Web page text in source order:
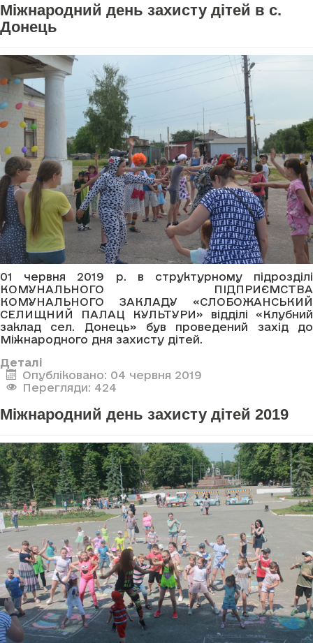
Міжнародний день захисту дітей в с.
Донець
01 червня 2019 р. в структурному підрозділі
КОМУНАЛЬНОГО ПІДПРИЄМСТВА
КОМУНАЛЬНОГО ЗАКЛАДУ «СЛОБОЖАНСЬКИЙ
СЕЛИЩНИЙ ПАЛАЦ КУЛЬТУРИ» відділі «Клубний
заклад сел. Донець» був проведений захід до
Міжнародного дня захисту дітей.
Деталі
Опубліковано: 04 червня 2019
Перегляди: 424
Міжнародний день захисту дітей 2019